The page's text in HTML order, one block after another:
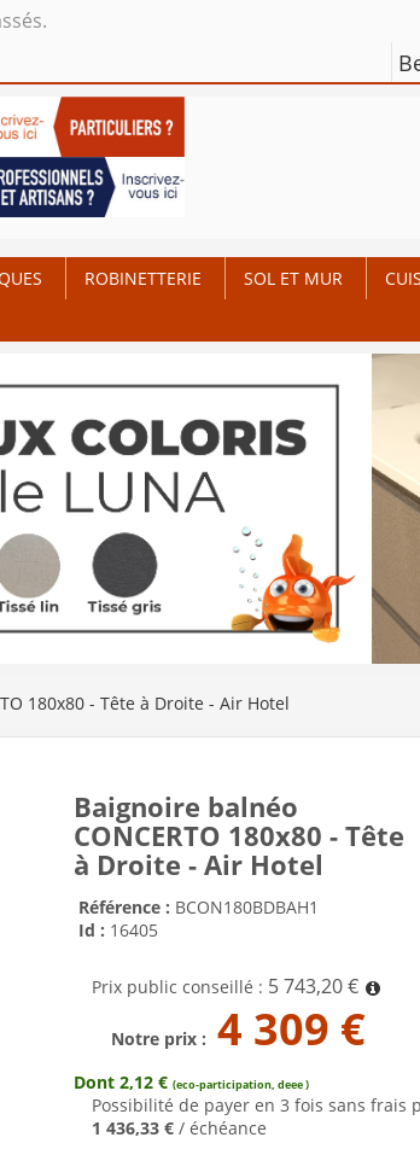
ROBINETTERIE SOL ET MUR
180x80 - Tête à Droite - Air Hotel
Baignoire balnéo
CONCERTO 180x80 - Tête
à Droite - Air Hotel
Référence : BCON180BDBAH1
Id : 16405
Prix public conseillé : 5 743,20 €
Notre prix : 4 309 €
Dont 2,12 € (eco-participation, deee )
Possibilité de payer en 3 fois sans frais
1 436,33 € / échéance